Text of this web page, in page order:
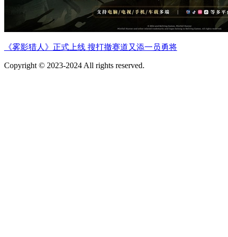
《雾影猎人》正式上线 搜打撤赛道又添一员勇将
Copyright © 2023-2024 All rights reserved.